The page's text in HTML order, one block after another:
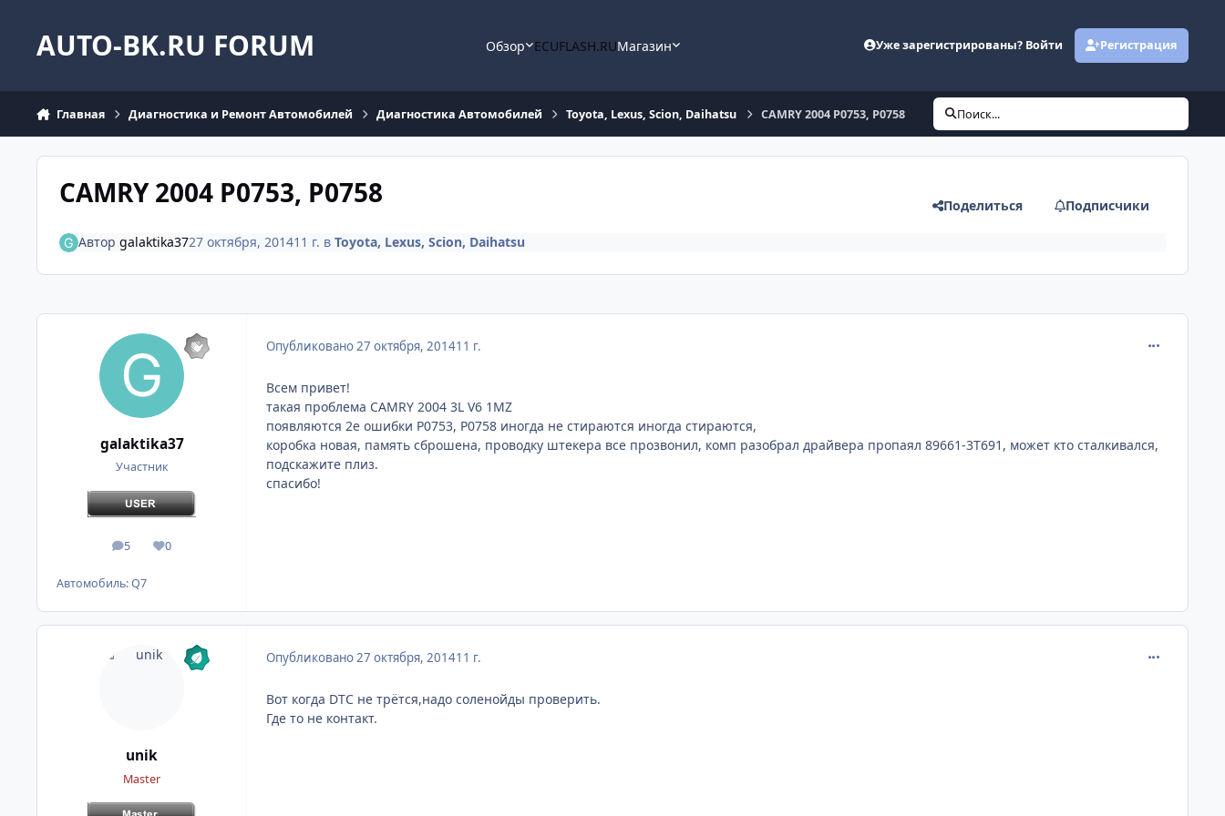
AUTO-BK.RU FORUM Обзор ECUFLASH.RUМагазин Уже зарегистрированы? Войти Регистрация
Главная Диагностика и Ремонт Автомобилей Диагностика Автомобилей Toyota, Lexus, Scion, Daihatsu CAMRY 2004 P0753, P0758 Поиск...
CAMRY 2004 P0753, P0758 Поделиться Подписчики
Автор galaktika3727 октября, 201411 г. в Toyota, Lexus, Scion, Daihatsu
galaktika37
Участник
5
сообщения
0
Репутация
Автомобиль:Q7
Опубликовано 27 октября, 201411 г.
Всем привет!
такая проблема CAMRY 2004 3L V6 1MZ
появляются 2е ошибки P0753, P0758 иногда не стираются иногда стираются,
коробка новая, память сброшена, проводку штекера все прозвонил, комп разобрал драйвера пропаял 89661-3Т691, может кто сталкивался,
подскажите плиз.
спасибо!
unik
Master
Опубликовано27 октября, 201411 г.
Вот когда DTC не трётся,надо соленойды проверить.
Где то не контакт.